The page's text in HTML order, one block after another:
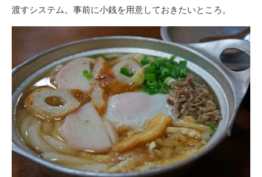
渡すシステム。事前に小銭を用意しておきたいところ。